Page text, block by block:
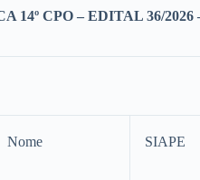
14º CPO – EDITAL 36/
Nome SIAPE